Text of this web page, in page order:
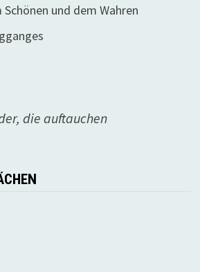
Schönen und dem Wahren
die auftauchen